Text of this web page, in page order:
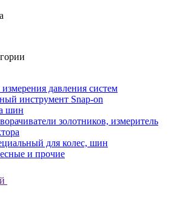
давления систем
инструмент Snap-on
шин
золотников, измеритель
для колес, шин
и прочие